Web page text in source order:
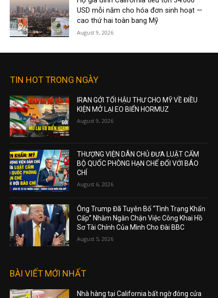
USD mỗi năm cho hóa đơn sinh hoạt —
cao thứ hai toàn bang Mỹ
August 9, 2026
TIN HOT TRONG NGÀY
IRAN GỞI TỐI HẬU THƯ CHO MỸ VỀ ĐIỀU
KIỆN MỞ LẠI EO BIỂN HORMUZ
August 9, 2026
THƯỢNG VIỆN DÂN CHỦ ĐƯA LUẬT CẤM
BỘ QUỐC PHÒNG HẠN CHẾ ĐỐI VỚI BÁO
CHÍ
August 6, 2026
Ông Trump Đã Tuyên Bố “Tình Trạng Khẩn
Cấp” Nhằm Ngăn Chặn Việc Công Khai Hồ
Sơ Tài Chính Của Mình Cho Đài BBC
August 5, 2026
BÀI VIẾT MỚI NHẤT
Nhà hàng tại California bất ngờ đóng cửa